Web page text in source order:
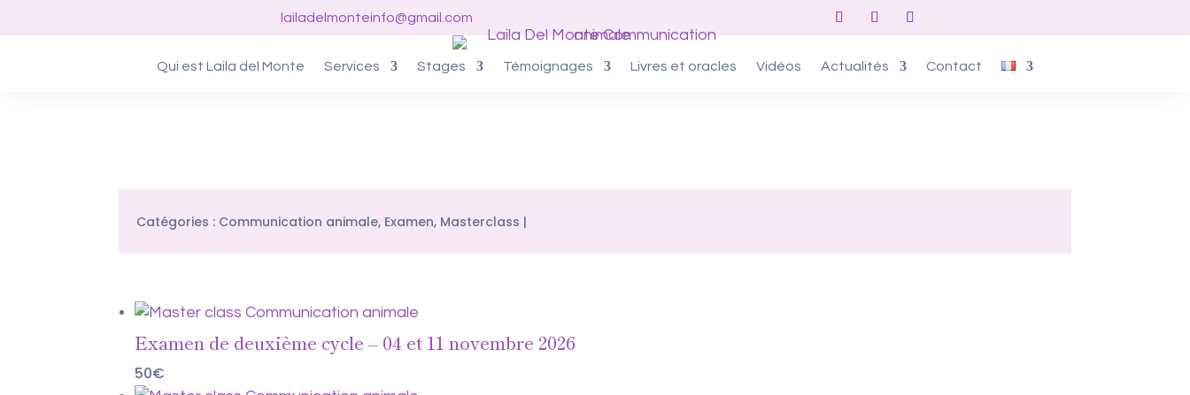
lailadelmonteinfo@gmail.com
Qui est Laila del Monte Services Stages Témoignages Livres et oracles Vidéos Actualités Contact
Catégories : Communication animale, Examen, Masterclass
Examen de deuxième cycle – 04 et 11 novembre 2026
50€